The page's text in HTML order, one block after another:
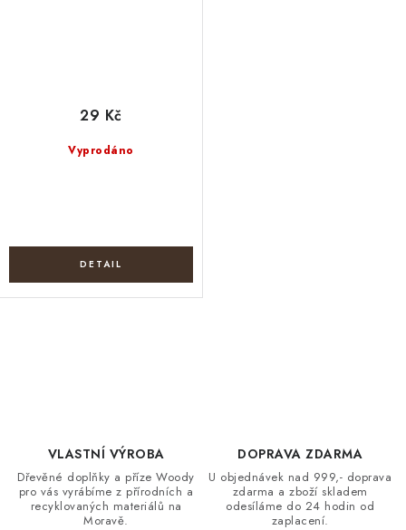
Vyprodáno
29 Kč
a
VLASTNÍ VÝROBA
Dřevěné doplňky a příze Woody
pro vás vyrábíme z přírodních a
recyklovaných materiálů na
Moravě.
DOPRAVA ZDARMA
U objednávek nad 999,- doprava
zdarma a zboží skladem
odesíláme do 24 hodin od
zaplacení.